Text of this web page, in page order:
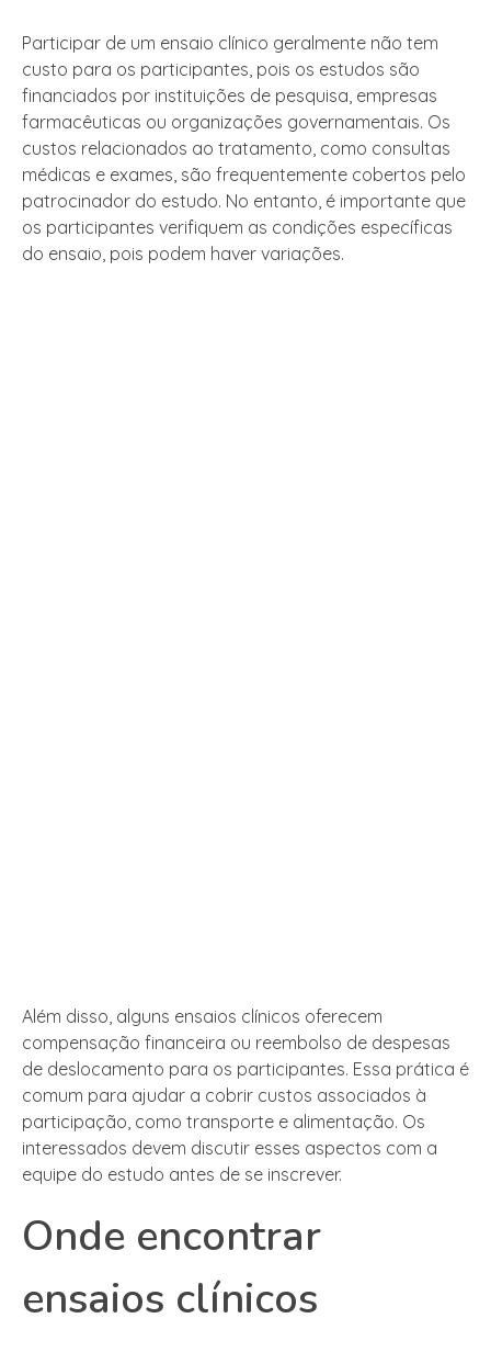
Participar de um ensaio clínico geralmente não tem
custo para os participantes, pois os estudos são
financiados por instituições de pesquisa, empresas
farmacêuticas ou organizações governamentais. Os
custos relacionados ao tratamento, como consultas
médicas e exames, são frequentemente cobertos pelo
patrocinador do estudo. No entanto, é importante que
os participantes verifiquem as condições específicas
do ensaio, pois podem haver variações.
Além disso, alguns ensaios clínicos oferecem
compensação financeira ou reembolso de despesas
de deslocamento para os participantes. Essa prática é
comum para ajudar a cobrir custos associados à
participação, como transporte e alimentação. Os
interessados devem discutir esses aspectos com a
equipe do estudo antes de se inscrever.
Onde encontrar
ensaios clínicos